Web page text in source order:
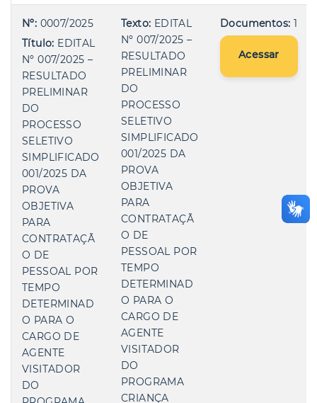
Nº: 0007/2025
Título: EDITAL
Nº 007/2025 –
RESULTADO
PRELIMINAR
DO
PROCESSO
SELETIVO
SIMPLIFICADO
001/2025 DA
PROVA
OBJETIVA
PARA
CONTRATAÇÃ
O DE
PESSOAL POR
TEMPO
DETERMINAD
O PARA O
CARGO DE
AGENTE
VISITADOR
DO
Texto: EDITAL
Nº 007/2025 –
RESULTADO
PRELIMINAR
DO
PROCESSO
SELETIVO
SIMPLIFICADO
001/2025 DA
PROVA
OBJETIVA
PARA
CONTRATAÇÃ
O DE
PESSOAL POR
TEMPO
DETERMINAD
O PARA O
CARGO DE
AGENTE
VISITADOR
DO
PROGRAMA
CRIANÇA
Documentos: 1
Acessar